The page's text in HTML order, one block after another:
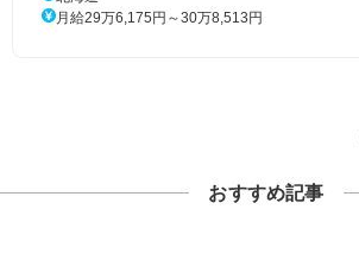
月給29万6,175円～30万8,513円
おすすめ記事